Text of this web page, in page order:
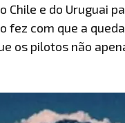
Chile e do Uruguai
fez com que a
os pilotos não